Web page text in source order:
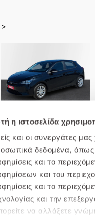
η ιστοσελίδα
και οι συνεργάτες
δεδομένα, όπως
και το
και του
και το
και την
να αλλάξετε
Πολιτική